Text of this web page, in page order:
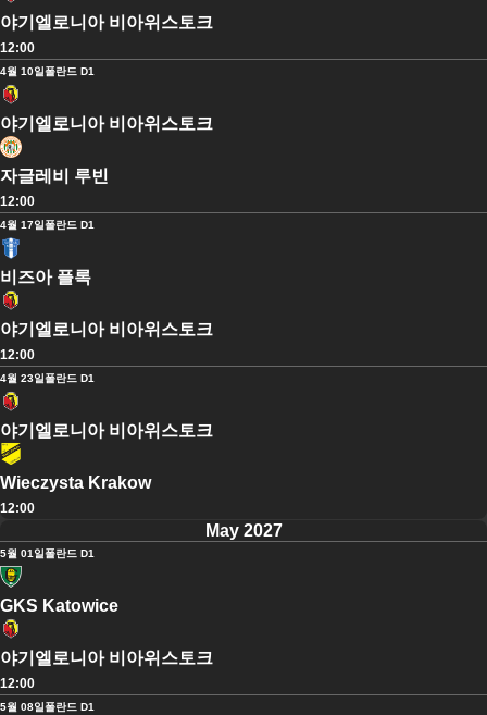
야기엘로니아 비아위스토크
12:00
4월 10일폴란드 D1
야기엘로니아 비아위스토크
자글레비 루빈
12:00
4월 17일폴란드 D1
비즈아 플록
야기엘로니아 비아위스토크
12:00
4월 23일폴란드 D1
야기엘로니아 비아위스토크
Wieczysta Krakow
12:00
May 2027
5월 01일폴란드 D1
GKS Katowice
야기엘로니아 비아위스토크
12:00
5월 08일폴란드 D1